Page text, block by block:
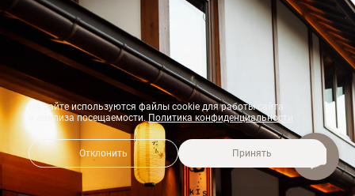
На сайте используются файлы cookie для работы сайта
и анализа посещаемости. Политика конфиденциальности
Отклонить Принять